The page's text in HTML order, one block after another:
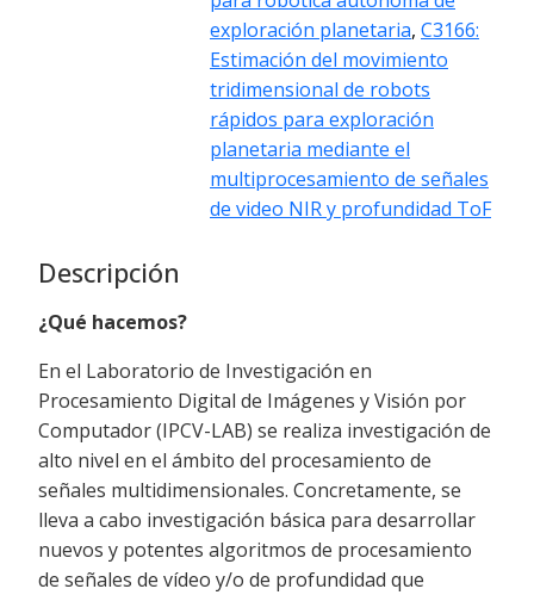
exploración planetaria, C3166:
Estimación del movimiento
tridimensional de robots
rápidos para exploración
planetaria mediante el
multiprocesamiento de señales
de video NIR y profundidad ToF
Descripción
¿Qué hacemos?
En el Laboratorio de Investigación en
Procesamiento Digital de Imágenes y Visión por
Computador (IPCV-LAB) se realiza investigación de
alto nivel en el ámbito del procesamiento de
señales multidimensionales. Concretamente, se
lleva a cabo investigación básica para desarrollar
nuevos y potentes algoritmos de procesamiento
de señales de vídeo y/o de profundidad que